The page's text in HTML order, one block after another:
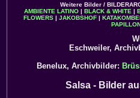
Weitere Bilder /
AMBIENTE LATINO | BLACK & WHITE |
FLOWERS| JAKOBSHOF|
Eschweiler,
Benelux, Archivbilder:
Salsa - Bilder